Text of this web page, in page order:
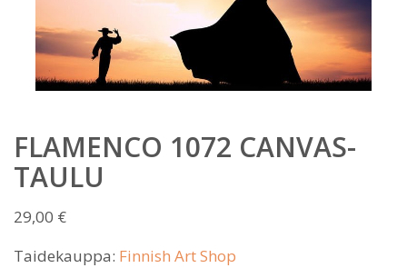
FLAMENCO 1072 CANVAS-
TAULU
29,00 €
Taidekauppa: Finnish Art Shop